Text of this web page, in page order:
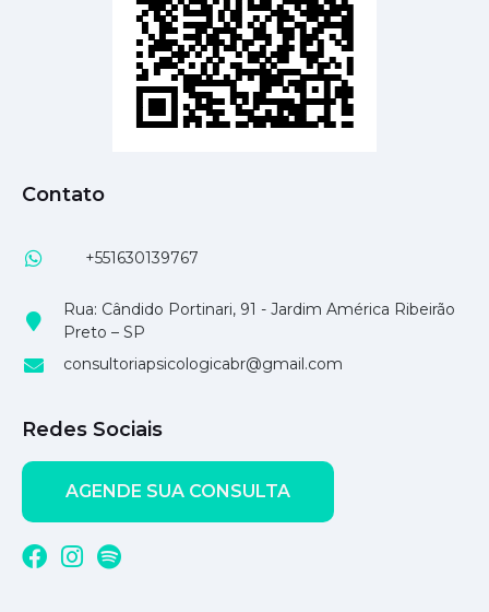
Contato
+551630139767
Rua: Cândido Portinari, 91 - Jardim América Ribeirão
Preto – SP
consultoriapsicologicabr@gmail.com
Redes Sociais
AGENDE SUA CONSULTA